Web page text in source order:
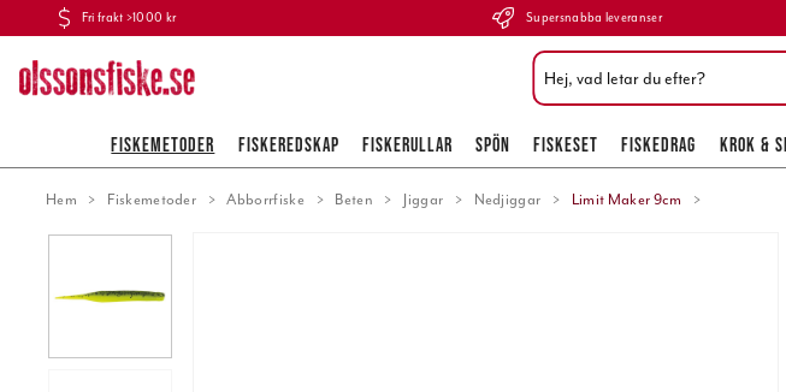
Fri frakt >1000 kr Supersnabba leveranser
FISKEMETODER FISKEREDSKAP FISKERULLAR SPÖN FISKESET FISKEDRAG KROK &
Hem Fiskemetoder Abborrfiske Beten Jiggar Nedjiggar Limit Maker 9cm